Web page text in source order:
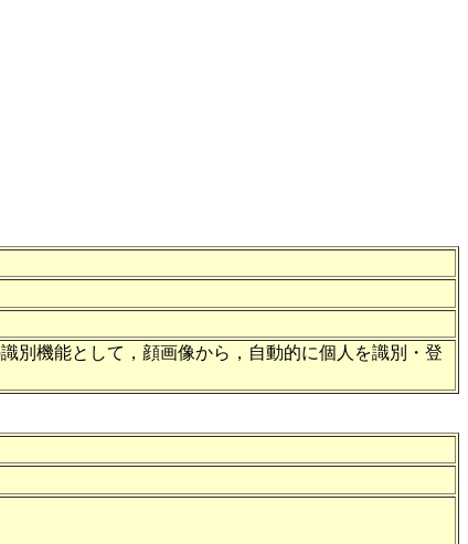
別機能として，顔画像から，自動的に個人を識別・登